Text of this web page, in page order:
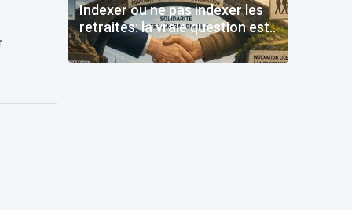
Indexer ou ne pas indexer les
retraites: la vraie question est
ailleurs